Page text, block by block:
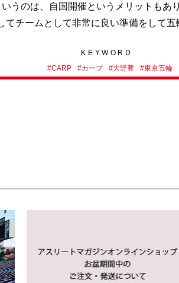
うのは、自国開催というメリットもあ
チームとして非常に良い準備をして五
KEYWORD
#CARP #カープ #大野豊 #東京五輪